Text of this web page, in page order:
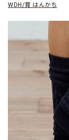
WDH/育 はんかち